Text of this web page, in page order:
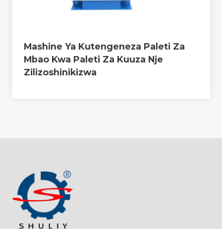
Mashine Ya Kutengeneza Paleti Za
Mbao Kwa Paleti Za Kuuza Nje
Zilizoshinikizwa